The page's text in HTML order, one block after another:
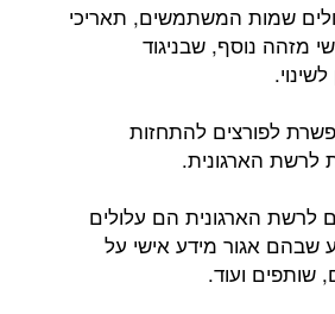
שמות המשתמשים, תאריכי
מזהה נוסף, שבניגוד
לפורצים להתחזות
לרשת הארגונית.
לרשת הארגונית הם עלולים
שבהם אגור מידע אישי על
שותפים ועוד.